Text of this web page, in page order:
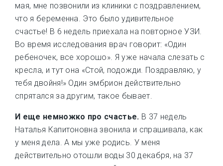
мая, мне позвонили из клиники с поздравлением,
что я беременна. Это было удивительное
счастье! В 6 недель приехала на повторное УЗИ.
Во время исследования врач говорит: «Один
ребеночек, все хорошо». Я уже начала слезать с
кресла, и тут она «Стой, подожди. Поздравляю, у
тебя двойня!» Один эмбрион действительно
спрятался за другим, такое бывает.
И еще немножко про счастье. В 37 недель
Наталья Капитоновна звонила и спрашивала, как
у меня дела. А мы уже родись. У меня
действительно отошли воды 30 декабря, на 37